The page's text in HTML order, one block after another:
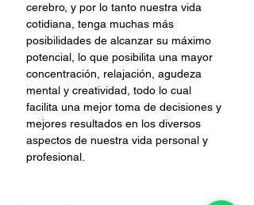
cerebro, y por lo tanto nuestra vida
cotidiana, tenga muchas más
posibilidades de alcanzar su máximo
potencial, lo que posibilita una mayor
concentración, relajación, agudeza
mental y creatividad, todo lo cual
facilita una mejor toma de decisiones y
mejores resultados en los diversos
aspectos de nuestra vida personal y
profesional.